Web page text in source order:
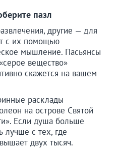
пазл
другие — для
с их помощью
мышление. Пасьянсы
вещество»
скажется на вашем
расклады
на острове Святой
Если душа больше
лучше с тех, где
двух тысяч.